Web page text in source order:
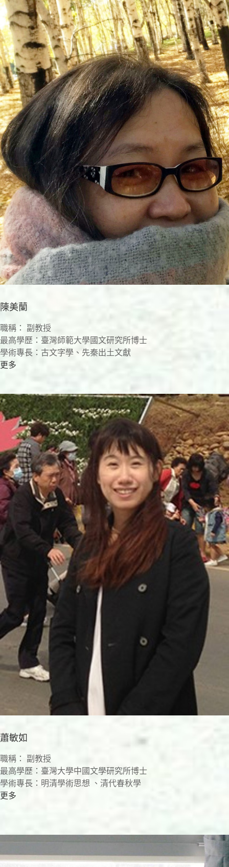
陳美蘭
職稱： 副教授
最高學歷：臺灣師範大學國文研究所博士
學術專長：古文字學、先秦出土文獻
更多
蕭敏如
職稱： 副教授
最高學歷：臺灣大學中國文學研究所博士
學術專長：明清學術思想 、清代春秋學
更多